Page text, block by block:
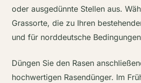
oder ausgedünnte Stellen aus.
Grassorte, die zu Ihren
und für norddeutsche
Düngen Sie den Rasen
hochwertigen Rasendünger. Im